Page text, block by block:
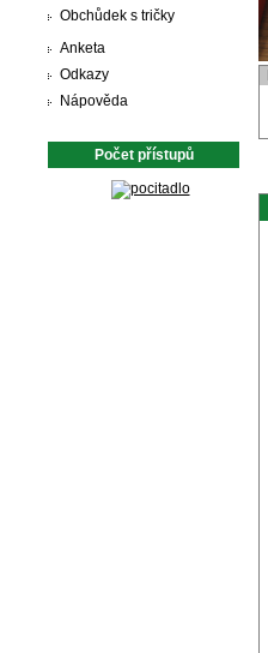
Obchůdek s tričky
Anketa
Odkazy
Nápověda
Počet přístupů